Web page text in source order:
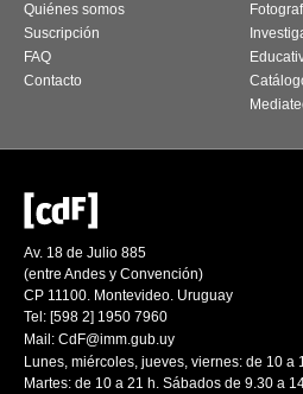
Quiénes somos
Suscripción
FAQ
Contacto
Av. 18 de Julio 885
(entre Andes y Convención)
CP 11100. Montevideo. Uruguay
Tel: [598 2] 1950 7960
Mail: CdF@imm.gub.uy
Lunes, miércoles, jueves, viernes: de 10 a
Martes: de 10 a 21 h. Sábados de 9.30 a